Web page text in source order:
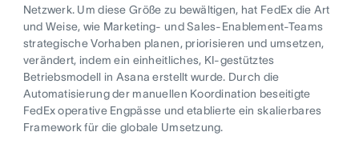
Netzwerk. Um diese Größe zu bewältigen, hat FedEx die Art
und Weise, wie Marketing- und Sales-Enablement-Teams
strategische Vorhaben planen, priorisieren und umsetzen,
verändert, indem ein einheitliches, KI-gestütztes
Betriebsmodell in Asana erstellt wurde. Durch die
Automatisierung der manuellen Koordination beseitigte
FedEx operative Engpässe und etablierte ein skalierbares
Framework für die globale Umsetzung.